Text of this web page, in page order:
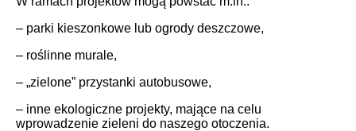
– parki kieszonkowe lub ogrody deszczowe,
– roślinne murale,
– „zielone” przystanki autobusowe,
– inne ekologiczne projekty, mające na celu
wprowadzenie zieleni do naszego otoczenia.